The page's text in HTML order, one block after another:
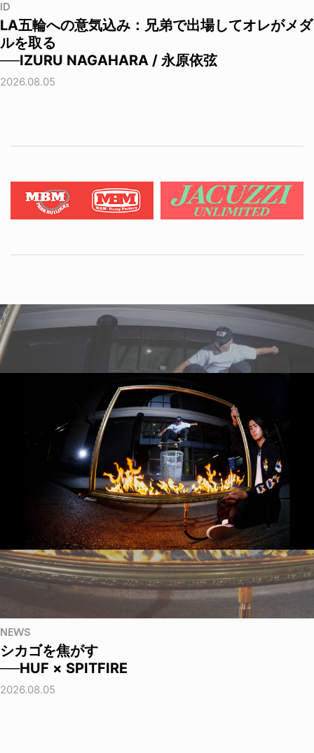
ID
LA五輪への意気込み：兄弟で出場してオレがメダ
ルを取る
──IZURU NAGAHARA / 永原依弦
2026.08.05
NEWS
シカゴを焦がす
──HUF × SPITFIRE
2026.08.05